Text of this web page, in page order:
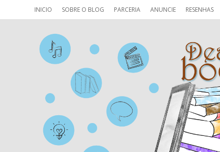
INICIO SOBRE O BLOG PARCERIA ANUNCIE RESENHAS